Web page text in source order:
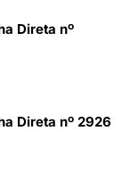
Direta nº
Direta nº 2926